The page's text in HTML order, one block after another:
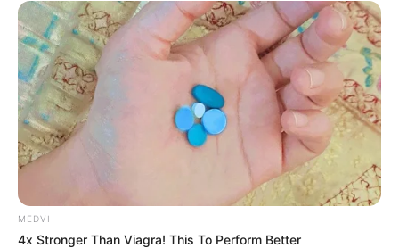
MEDVI
4x Stronger Than Viagra! This To Perform Better